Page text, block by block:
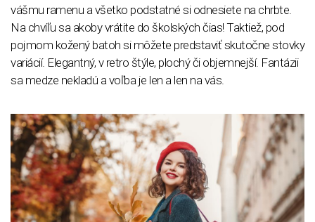
vášmu ramenu a všetko podstatné si odnesiete na chrbte.
Na chvíľu sa akoby vrátite do školských čias! Taktiež, pod
pojmom kožený batoh si môžete predstaviť skutočne stovky
variácií. Elegantný, v retro štýle, plochý či objemnejší. Fantázii
sa medze nekladú a voľba je len a len na vás.